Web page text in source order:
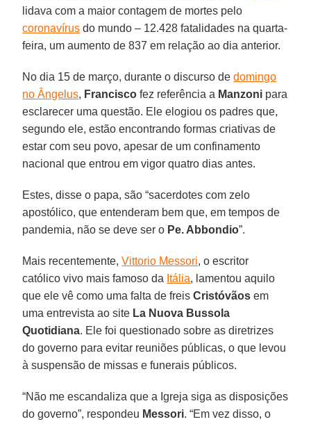
lidava com a maior contagem de mortes pelo
coronavírus do mundo – 12.428 fatalidades na quarta-
feira, um aumento de 837 em relação ao dia anterior.
No dia 15 de março, durante o discurso dedomingo
no Ângelus, Francisco fez referência a Manzoni para
esclarecer uma questão. Ele elogiou os padres que,
segundo ele, estão encontrando formas criativas de
estar com seu povo, apesar de um confinamento
nacional que entrou em vigor quatro dias antes.
Estes, disse o papa, são “sacerdotes com zelo
apostólico, que entenderam bem que, em tempos de
pandemia, não se deve ser o Pe. Abbondio”.
Mais recentemente,Vittorio Messori, o escritor
católico vivo mais famoso da Itália, lamentou aquilo
que ele vê como uma falta de freisCristóvãos em
uma entrevista ao site La Nuova Bussola
Quotidiana. Ele foi questionado sobre as diretrizes
do governo para evitar reuniões públicas, o que levou
à suspensão de missas e funerais públicos.
“Não me escandaliza que a Igreja siga as disposições
do governo”, respondeu Messori. “Em vez disso, o